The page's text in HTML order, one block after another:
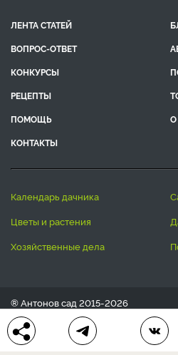
ЛЕНТА СТАТЕЙ
ВОПРОС-ОТВЕТ
КОНКУРСЫ
РЕЦЕПТЫ
ПОМОЩЬ
О
КОНТАКТЫ
календарь дачника
цветы и растения
хозяйственные дела
® Антонов сад 2015-2026
Политика конфиденциальности
Пользовательское соглашение